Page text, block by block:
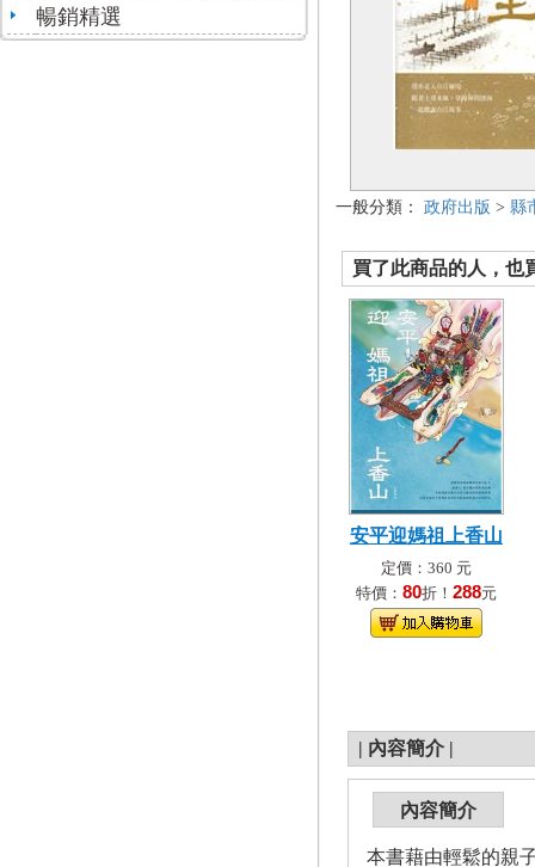
暢銷精選
一般分類： 政府出版 > 縣
買了此商品的人，也
安平迎媽祖上香山
定價：360 元
特價： 80折！ 288元
| 內容簡介 |
內容簡介
本書藉由輕鬆的親